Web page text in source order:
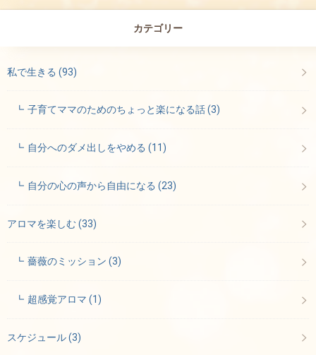
カテゴリー
私で生きる (93)
子育てママのためのちょっと楽になる話(3)
自分へのダメ出しをやめる(11)
自分の心の声から自由になる(23)
アロマを楽しむ(33)
薔薇のミッション(3)
超感覚アロマ(1)
スケジュール(3)